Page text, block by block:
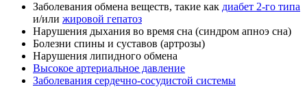
Заболевания обмена веществ, такие как диабет 2-го типа
и/или жировой гепатоз
Нарушения дыхания во время сна (синдром апноэ сна)
Болезни спины и суставов (артрозы)
Нарушения липидного обмена
Высокое артериальное давление
Заболевания сердечно-сосудистой системы